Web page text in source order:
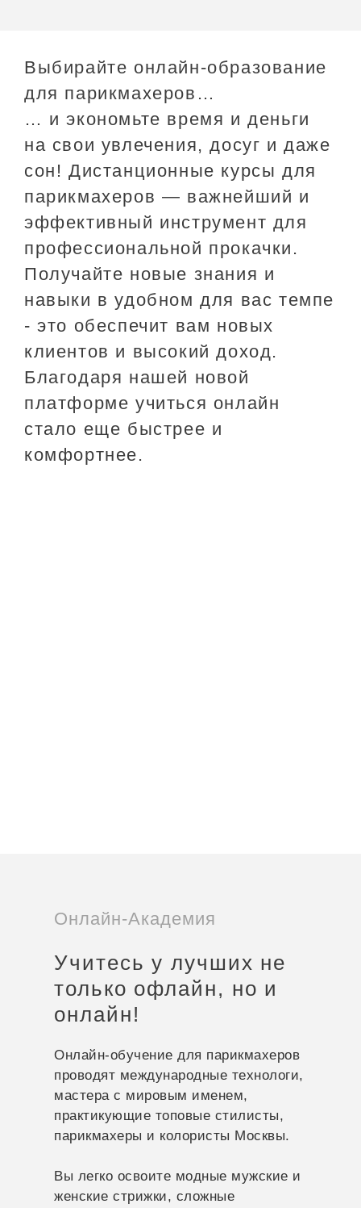
Выбирайте онлайн-образование
для парикмахеров…
…​ и экономьте время и деньги
на свои увлечения, досуг и даже
сон! Дистанционные курсы для
парикмахеров —​ важнейший и
эффективный инструмент для
профессиональной прокачки.
Получайте новые знания и
навыки в удобном для вас темпе
- это обеспечит вам новых
клиентов и высокий доход.
Благодаря нашей новой
платформе учиться онлайн
стало еще быстрее и
комфортнее.
Онлайн-Академия
Учитесь у лучших не
только офлайн, но и
онлайн!
Онлайн-обучение для парикмахеров
проводят международные технологи,
мастера с мировым именем,
практикующие топовые стилисты,
парикмахеры и колористы Москвы.
Вы легко освоите модные мужские и
женские стрижки, сложные